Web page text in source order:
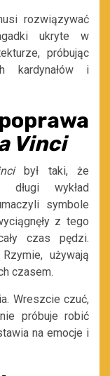
rozwiązywać
ukryte w
próbując
kardynałów i
Vinci
był taki, że
długi wykład
symbole
z tego
czas pędzi.
używają
czasem.
Wreszcie czuć,
próbuje robić
na emocje i